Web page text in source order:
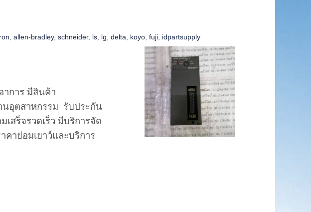
,allen-bradley,schneider, ls lg ,delta koyo ,fuji idpartsupply
การ มีสินค้า
อุตสาหกรรม รับประกัน
เสร็จรวดเร็ว มีบริการจัด
าย่อมเยาว์และบริการ